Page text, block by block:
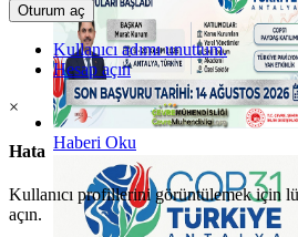
Haberi Oku
Oturum aç
Kullanıcı adımı unuttum.
Hesap açın
×
Hata
Kullanıcı profillerini görüntülemek için
açın.